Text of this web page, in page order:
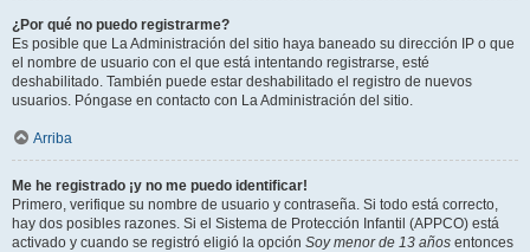
¿Por qué no puedo registrarme?
Es posible que La Administración del sitio haya baneado su dirección IP o que
el nombre de usuario con el que está intentando registrarse, esté
deshabilitado. También puede estar deshabilitado el registro de nuevos
usuarios. Póngase en contacto con La Administración del sitio.
Arriba
Me he registrado ¡y no me puedo identificar!
Primero, verifique su nombre de usuario y contraseña. Si todo está correcto,
hay dos posibles razones. Si el Sistema de Protección Infantil (APPCO) está
activado y cuando se registró eligió la opción Soy menor de 13 años entonces